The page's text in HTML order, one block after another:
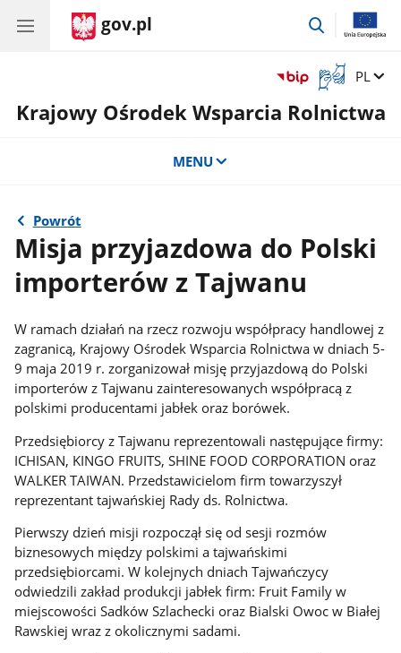
gov.pl
przejdź
Otwórz
okno
z
Zmień
PL
Krajowy Ośrodek Wsparcia Rolnictwa
MENU
Powrót
Misja przyjazdowa do Polski
importerów z Tajwanu
W ramach działań na rzecz rozwoju współpracy handlowej z
zagranicą, Krajowy Ośrodek Wsparcia Rolnictwa w dniach 5-
9 maja 2019 r. zorganizował misję przyjazdową do Polski
importerów z Tajwanu zainteresowanych współpracą z
polskimi producentami jabłek oraz borówek.
Przedsiębiorcy z Tajwanu reprezentowali następujące firmy:
ICHISAN, KINGO FRUITS, SHINE FOOD CORPORATION oraz
WALKER TAIWAN. Przedstawicielom firm towarzyszył
reprezentant tajwańskiej Rady ds. Rolnictwa.
Pierwszy dzień misji rozpoczął się od sesji rozmów
biznesowych między polskimi a tajwańskimi
przedsiębiorcami. W kolejnych dniach Tajwańczycy
odwiedzili zakład produkcji jabłek firm: Fruit Family w
miejscowości Sadków Szlachecki oraz Bialski Owoc w Białej
Rawskiej wraz z okolicznymi sadami.